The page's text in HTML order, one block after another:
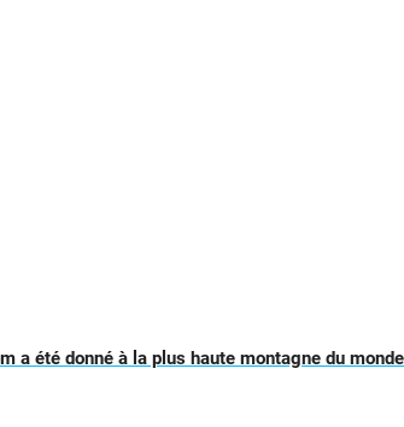
a été donné à la plus haute montagne du monde